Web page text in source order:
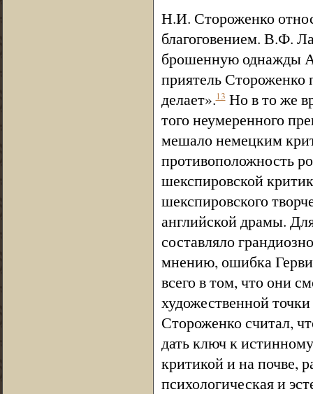
Н.И. Стороженко
благоговением. В.Ф.
брошенную однажды
приятель
делает».13Но в то же
того неумеренного
мешало немецким
противоположность
шекспировской
шекспировского
английской драмы.
составляло
мнению, ошибка
всего в том, что они
художественной
Стороженко считал,
дать ключ к
критикой и на почве,
психологическая и